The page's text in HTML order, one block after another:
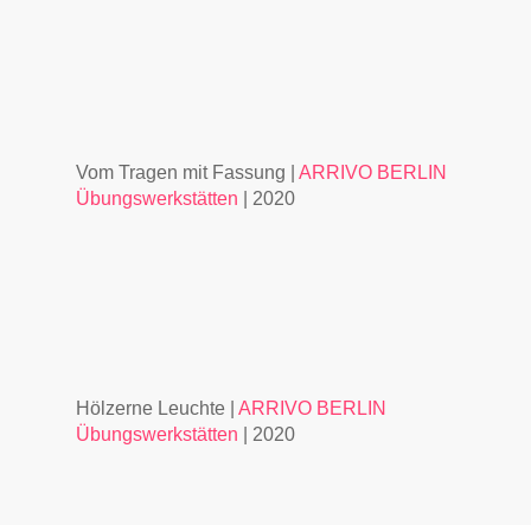
Vom Tragen mit Fassung |ARRIVO BERLIN
Übungswerkstätten | 2020
Hölzerne Leuchte |ARRIVO BERLIN
Übungswerkstätten | 2020